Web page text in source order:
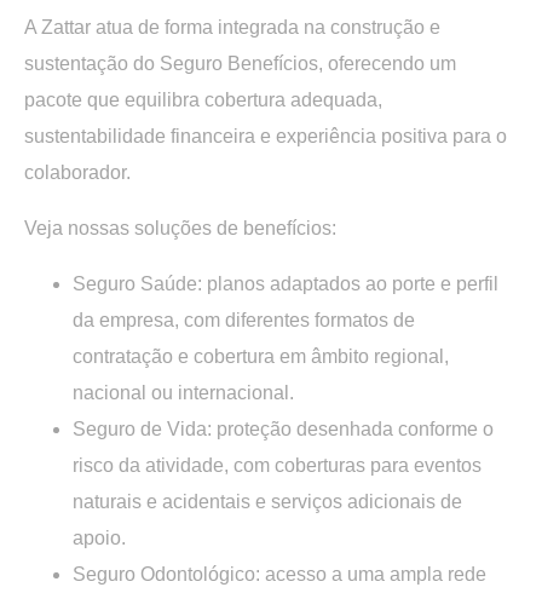
A Zattar atua de forma integrada na construção e
sustentação do Seguro Benefícios, oferecendo um
pacote que equilibra cobertura adequada,
sustentabilidade financeira e experiência positiva para o
colaborador.
Veja nossas soluções de benefícios:
Seguro Saúde: planos adaptados ao porte e perfil
da empresa, com diferentes formatos de
contratação e cobertura em âmbito regional,
nacional ou internacional.
Seguro de Vida: proteção desenhada conforme o
risco da atividade, com coberturas para eventos
naturais e acidentais e serviços adicionais de
apoio.
Seguro Odontológico: acesso a uma ampla rede